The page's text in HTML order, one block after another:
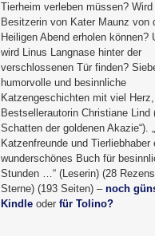
Tierheim verleben müssen?
Besitzerin von Kater Maunz von
Heiligen Abend erholen können?
wird Linus Langnase hinter der
verschlossenen Tür finden?
humorvolle und besinnliche
Katzengeschichten mit viel
Bestsellerautorin Christiane Lind
Schatten der goldenen Akazie“).
Katzenfreunde und Tierliebhaber
wunderschönes Buch für
Stunden …“ (Leserin) (28
Sterne) (193 Seiten) – noch
Kindle oder für Tolino?